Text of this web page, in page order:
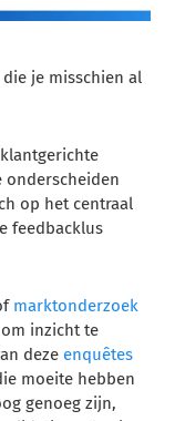
je misschien al
onderscheiden
op het centraal
feedbacklus
marktonderzoek
inzicht te
deze enquêtes
moeite hebben
genoeg zijn,